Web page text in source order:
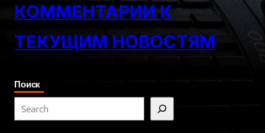
КОММЕНТАРИИ К
ТЕКУЩИМ НОВОСТЯМ
Поиск
e